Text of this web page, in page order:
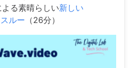
る素晴らしい新しい
ルー （26分）